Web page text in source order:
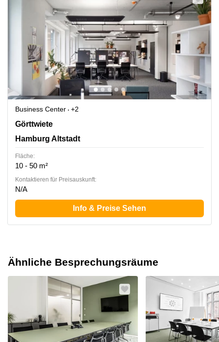
Business Center
+2
Görttwietestraße 16-20, Hamburg Altstadt
Görttwiete
Hamburg Altstadt
Fläche:
10 - 50 m²
Kontaktieren für Preisauskunft:
N/A
Info & Preise Sehen
Ähnliche Besprechungsräume